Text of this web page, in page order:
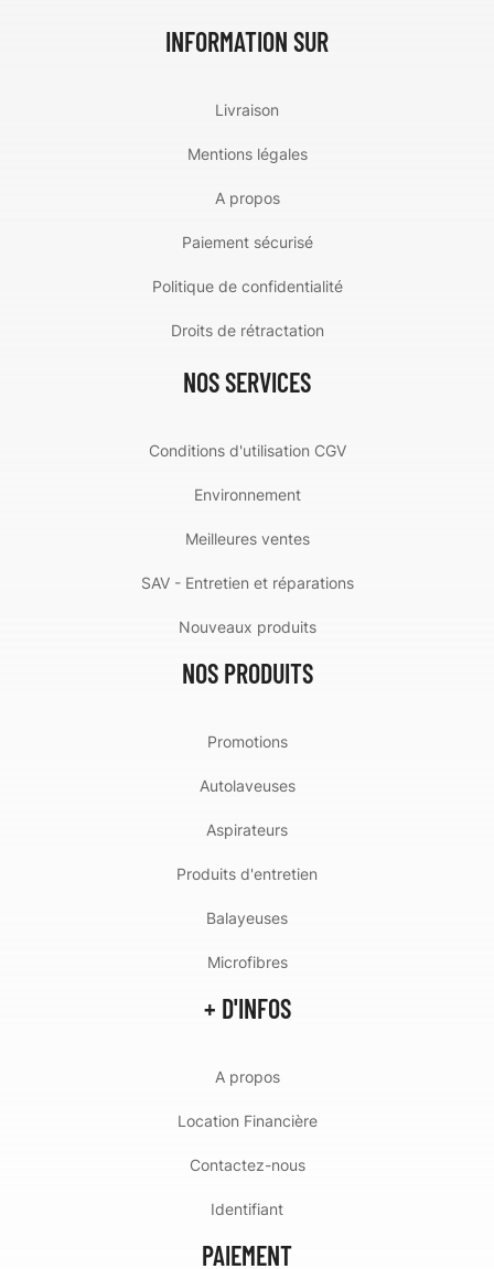
INFORMATION SUR
Livraison
Mentions légales
A propos
Paiement sécurisé
Politique de confidentialité
Droits de rétractation
NOS SERVICES
Conditions d'utilisation CGV
Environnement
Meilleures ventes
SAV - Entretien et réparations
Nouveaux produits
NOS PRODUITS
Promotions
Autolaveuses
Aspirateurs
Produits d'entretien
Balayeuses
Microfibres
+ D'INFOS
A propos
Location Financière
Contactez-nous
Identifiant
PAIEMENT